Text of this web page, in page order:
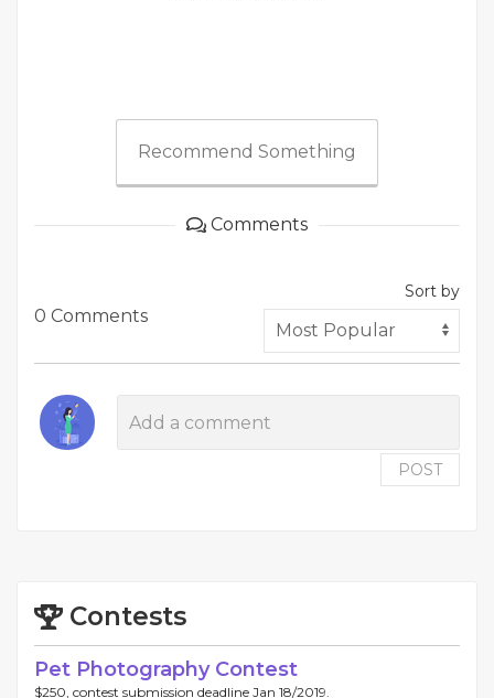
Recommend Something
Comments
0 Comments
Sort by
POST
Contests
Pet Photography Contest
$250, contest submission deadline Jan 18/2019.